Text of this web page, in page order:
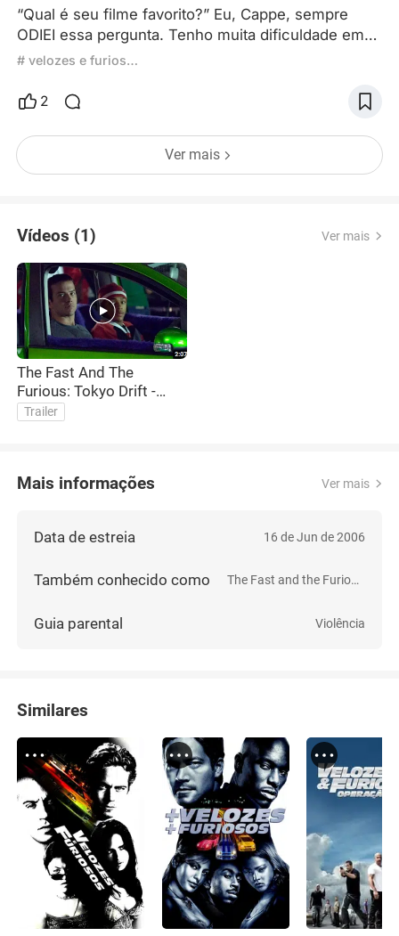
“Qual é seu filme favorito?” Eu, Cappe, sempre
ODIEI essa pergunta. Tenho muita dificuldade em
elencar qualquer coisa favorita, até comida. Se eu
pizza? Não sei. As coisas mudam. Minha coisa
seguinte. E parece que, quando respondo essa
pergunta, estou assinando um contrato vitalício de
nunca mais gostar d
# velozes e furiosos
2
Ver mais
Vídeos (1) Ver mais
The Fast And The
Furious: Tokyo Drift -
Trailer (HD)
Trailer
Mais informações Ver mais
Data de estreia 16 de Jun de 2006
Também conhecido como The Fast and the Furious: Tokyo Drift
Guia parental Violência
Similares